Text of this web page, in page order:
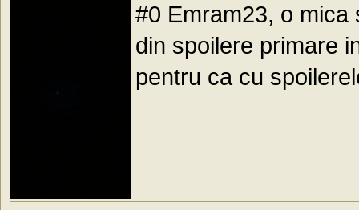
#0 Emram23, o mica
din spoilere primare
pentru ca cu